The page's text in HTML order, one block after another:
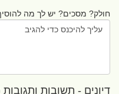
חולק? מסכים? יש לך מה
דיונים - תשובות ותגובות (0)